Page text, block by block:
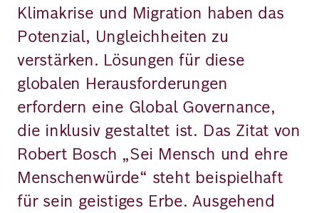
Klimakrise und Migration haben das
Potenzial, Ungleichheiten zu
verstärken. Lösungen für diese
globalen Herausforderungen
erfordern eine Global Governance,
die inklusiv gestaltet ist. Das Zitat von
Robert Bosch „Sei Mensch und ehre
Menschenwürde“ steht beispielhaft
für sein geistiges Erbe. Ausgehend